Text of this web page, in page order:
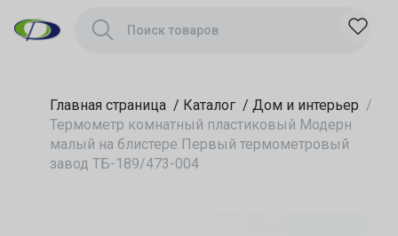
Главная страница / Каталог / Дом и интерьер /
Термометр комнатный пластиковый Модерн
малый на блистере Первый термометровый
завод ТБ-189/473-004
термометровый
завод ТБ-189/473-